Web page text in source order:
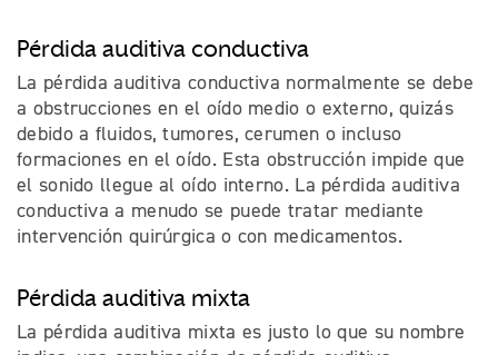
Pérdida auditiva conductiva
La pérdida auditiva conductiva normalmente se debe
a obstrucciones en el oído medio o externo, quizás
debido a fluidos, tumores, cerumen o incluso
formaciones en el oído. Esta obstrucción impide que
el sonido llegue al oído interno. La pérdida auditiva
conductiva a menudo se puede tratar mediante
intervención quirúrgica o con medicamentos.
Pérdida auditiva mixta
La pérdida auditiva mixta es justo lo que su nombre